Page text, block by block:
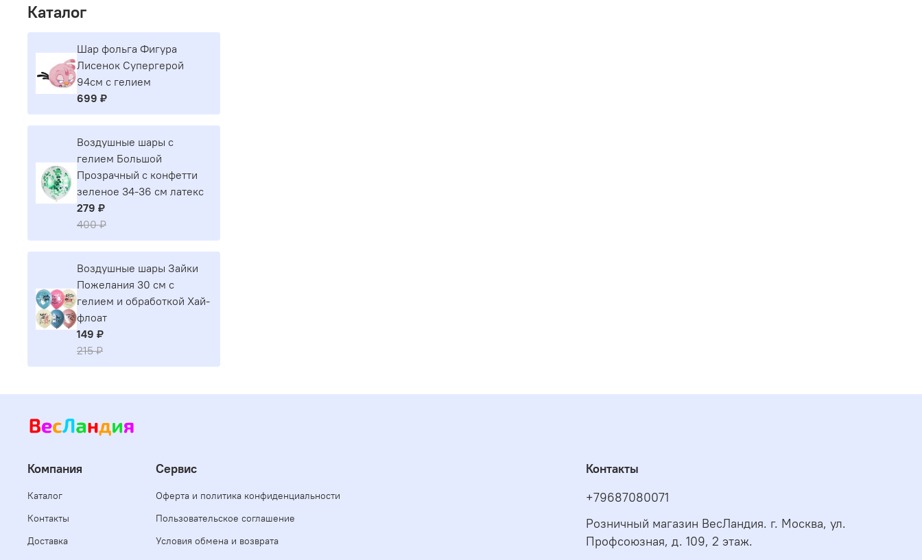
Каталог
Шар фольга Фигура
Лисенок Супергерой
94см с гелием
699 ₽
Воздушные шары с
гелием Большой
Прозрачный с конфетти
зеленое 34-36 см латекс
279 ₽
400 ₽
Воздушные шары Зайки
Пожелания 30 см с
гелием и обработкой Хай-
флоат
149 ₽
215 ₽
Компания
Каталог
Контакты
Доставка
Сервис
Оферта и политика конфиденциальности
Пользовательское соглашение
Условия обмена и возврата
Контакты
+79687080071
Розничный магазин ВесЛандия. г. Москва, ул.
Профсоюзная, д. 109, 2 этаж.